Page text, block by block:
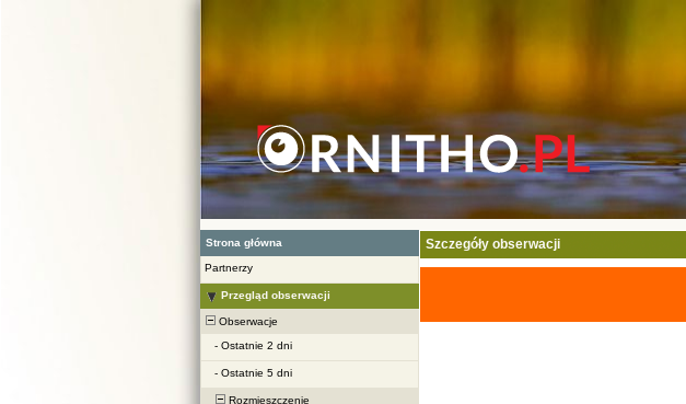
Strona główna
Partnerzy
Przegląd obserwacji
Obserwacje
- Ostatnie 2 dni
- Ostatnie 5 dni
Rozmieszczenie
Szczegóły obserwacji